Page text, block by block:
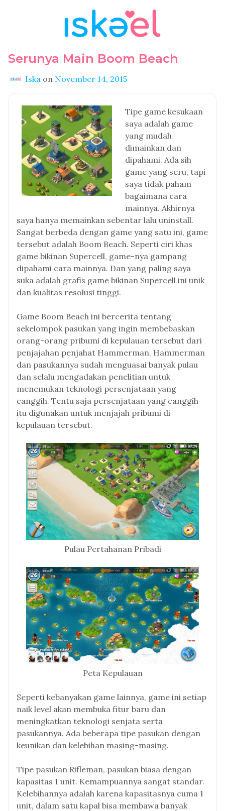
Serunya Main Boom Beach
Iska on November 14, 2015
Tipe game kesukaan
saya adalah game
yang mudah
dimainkan dan
dipahami. Ada sih
game yang seru, tapi
saya tidak paham
bagaimana cara
mainnya. Akhirnya
saya hanya memainkan sebentar lalu uninstall.
Sangat berbeda dengan game yang satu ini, game
tersebut adalah Boom Beach. Seperti ciri khas
game bikinan Supercell, game-nya gampang
dipahami cara mainnya. Dan yang paling saya
suka adalah grafis game bikinan Supercell ini unik
dan kualitas resolusi tinggi.
Game Boom Beach ini bercerita tentang
sekelompok pasukan yang ingin membebaskan
orang-orang pribumi di kepulauan tersebut dari
penjajahan penjahat Hammerman. Hammerman
dan pasukannya sudah menguasai banyak pulau
dan selalu mengadakan penelitian untuk
menemukan teknologi persenjataan yang
canggih. Tentu saja persenjataan yang canggih
itu digunakan untuk menjajah pribumi di
kepulauan tersebut.
Pulau Pertahanan Pribadi
Peta Kepulauan
Seperti kebanyakan game lainnya, game ini setiap
naik level akan membuka fitur baru dan
meningkatkan teknologi senjata serta
pasukannya. Ada beberapa tipe pasukan dengan
keunikan dan kelebihan masing-masing.
Tipe pasukan Rifleman, pasukan biasa dengan
kapasitas 1 unit. Kemampuannya sangat standar.
Kelebihannya adalah karena kapasitasnya cuma 1
unit, dalam satu kapal bisa membawa banyak